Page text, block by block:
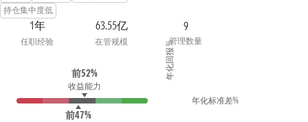
持仓集中度低
1年
任职经验
63.55亿
在管规模
9
管理数量
前52%
收益能力
前47%
年化回报 %
年化标准差%